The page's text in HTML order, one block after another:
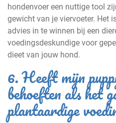
hondenvoer een nuttige tool
gewicht van je viervoeter. Het
advies in te winnen bij een
voedingsdeskundige voor
dieet van jouw hond.
6. Heeft mijn
behoeften als het
plantaardige